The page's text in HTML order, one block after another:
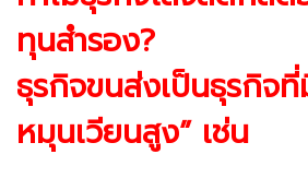
ทุนสำรอง?
ธุรกิจขนส่งเป็นธุรกิจ
หมุนเวียนสูง” เช่น